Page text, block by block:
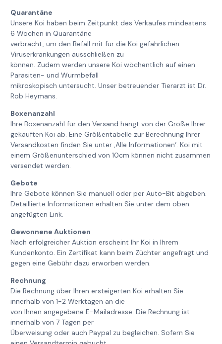
Quarantäne
Unsere Koi haben beim Zeitpunkt des Verkaufes mindestens
6 Wochen in Quarantäne
verbracht, um den Befall mit für die Koi gefährlichen
Viruserkrankungen ausschließen zu
können. Zudem werden unsere Koi wöchentlich auf einen
Parasiten- und Wurmbefall
mikroskopisch untersucht. Unser betreuender Tierarzt ist Dr.
Rob Heymans.
Boxenanzahl
Ihre Boxenanzahl für den Versand hängt von der Größe Ihrer
gekauften Koi ab. Eine Größentabelle zur Berechnung Ihrer
Versandkosten finden Sie unter ‚Alle Informationen‘. Koi mit
einem Größenunterschied von 10cm können nicht zusammen
versendet werden.
Gebote
Ihre Gebote können Sie manuell oder per Auto-Bit abgeben.
Detaillierte Informationen erhalten Sie unter dem oben
angefügten Link.
Gewonnene Auktionen
Nach erfolgreicher Auktion erscheint Ihr Koi in Ihrem
Kundenkonto. Ein Zertifikat kann beim Züchter angefragt und
gegen eine Gebühr dazu erworben werden.
Rechnung
Die Rechnung über Ihren ersteigerten Koi erhalten Sie
innerhalb von 1-2 Werktagen an die
von Ihnen angegebene E-Mailadresse. Die Rechnung ist
innerhalb von 7 Tagen per
Überweisung oder auch Paypal zu begleichen. Sofern Sie